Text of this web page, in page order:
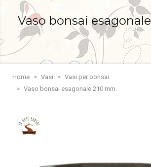
Vaso bonsai
Home Vasi
Vasi per bonsai
Vaso bonsai esagonale 210 mm.